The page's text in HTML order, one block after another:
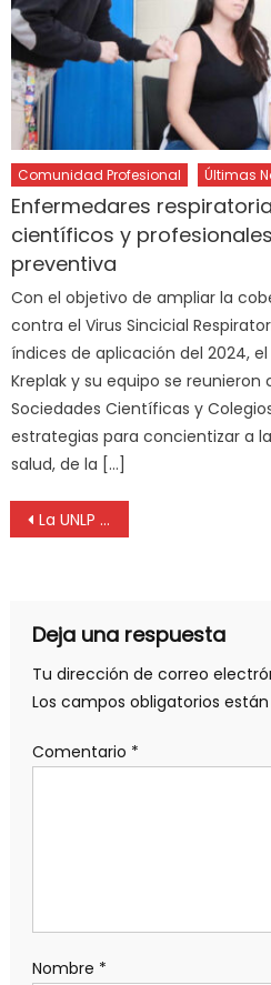
Comunidad Profesional Últimas
Enfermedares
científicos y
preventiva
Con el objetivo de ampliar la
contra el Virus Sincicial
índices de aplicación del 2024, el
Kreplak y su equipo se
Sociedades Científicas y
estrategias para concientizar a
salud, de la […]
La UNLP y la Provincia se unen en un proyecto para el reciclaje de baterías de litio
Deja una respuesta
Tu dirección de correo
Los campos obligatorios
Comentario *
Nombre *